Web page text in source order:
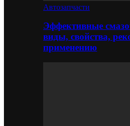
Автозапчасти
Эффективные
виды, свойства,
применению